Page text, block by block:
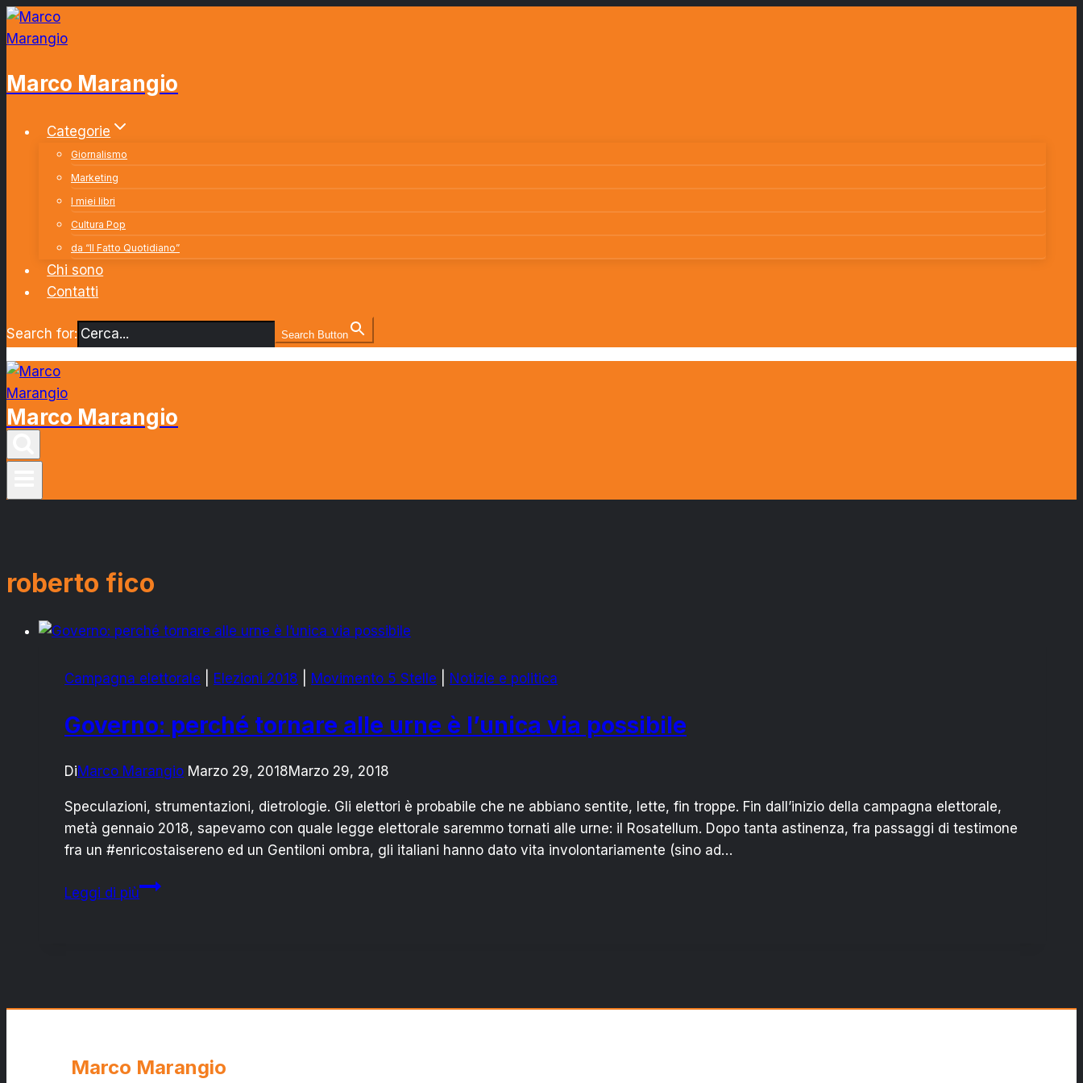
Salta
al
Marco Marangio
Categorie
Giornalismo
Marketing
I miei libri
Cultura Pop
da “Il Fatto Quotidiano”
Chi sono
Contatti
Search for: Search Button
Marco Marangio
roberto fico
Campagna elettorale Elezioni 2018 Movimento 5 Stelle Notizie e politica
Governo: perché tornare alle urne è l’unica via possibile
DiMarco Marangio Marzo 29, 2018Marzo 29, 2018
Speculazioni, strumentazioni, dietrologie. Gli elettori è probabile che ne abbiano sentite, lette, fin troppe. Fin dall’inizio della campagna elettorale,
metà gennaio 2018, sapevamo con quale legge elettorale saremmo tornati alle urne: il Rosatellum. Dopo tanta astinenza, fra passaggi di testimone
fra un #enricostaisereno ed un Gentiloni ombra, gli italiani hanno dato vita involontariamente (sino ad…
Leggi di piùGoverno:
possibile
Marco Marangio